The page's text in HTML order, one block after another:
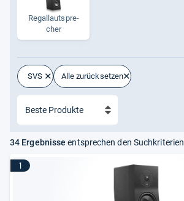
Regal­laut­spre­
cher
SVS Alle zurücksetzen
34 Ergebnisse entsprechen den Suchkriterien
1